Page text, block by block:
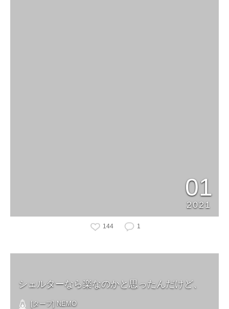
01
2021
144 1
シェルターなら楽なのかと思ったんだけど、
[タープ] NEMO